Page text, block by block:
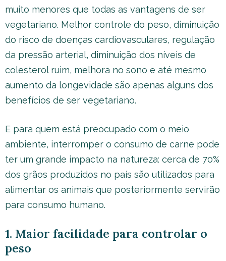
muito menores que todas as vantagens de ser
vegetariano. Melhor controle do peso, diminuição
do risco de doenças cardiovasculares, regulação
da pressão arterial, diminuição dos níveis de
colesterol ruim, melhora no sono e até mesmo
aumento da longevidade são apenas alguns dos
benefícios de ser vegetariano.
E para quem está preocupado com o meio
ambiente, interromper o consumo de carne pode
ter um grande impacto na natureza: cerca de 70%
dos grãos produzidos no país são utilizados para
alimentar os animais que posteriormente servirão
para consumo humano.
1. Maior facilidade para controlar o
peso